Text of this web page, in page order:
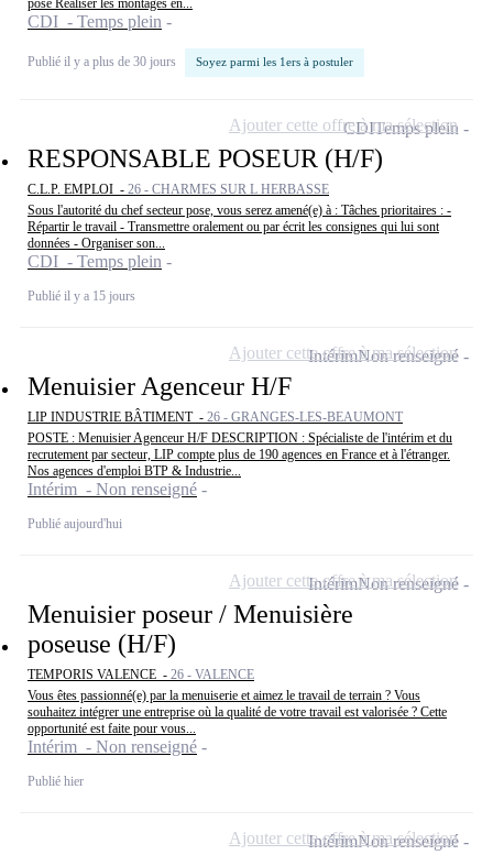
pose Réaliser les montages en...
CDI - Temps plein
Publié il y a plus de 30 jours Soyez parmi les 1ers à postuler
RESPONSABLE POSEUR (H/F)
C.L.P. EMPLOI - 26 - CHARMES SUR L HERBASSE
Sous l'autorité du chef secteur pose, vous serez amené(e) à : Tâches prioritaires : -
Répartir le travail - Transmettre oralement ou par écrit les consignes qui lui sont
données - Organiser son...
CDI - Temps plein
Publié il y a 15 jours
CDITemps plein
Ajouter cette offre à ma sélection
Menuisier Agenceur H/F
LIP INDUSTRIE BÂTIMENT - 26 - GRANGES-LES-BEAUMONT
POSTE : Menuisier Agenceur H/F DESCRIPTION : Spécialiste de l'intérim et du
recrutement par secteur, LIP compte plus de 190 agences en France et à l'étranger.
Nos agences d'emploi BTP & Industrie...
Intérim - Non renseigné
Publié aujourd'hui
IntérimNon renseigné
Ajouter cette offre à ma sélection
Menuisier poseur / Menuisière
poseuse (H/F)
TEMPORIS VALENCE - 26 - VALENCE
Vous êtes passionné(e) par la menuiserie et aimez le travail de terrain ? Vous
souhaitez intégrer une entreprise où la qualité de votre travail est valorisée ? Cette
opportunité est faite pour vous...
Intérim - Non renseigné
Publié hier
IntérimNon renseigné
Ajouter cette offre à ma sélection
IntérimNon renseigné
Ajouter cette offre à ma sélection